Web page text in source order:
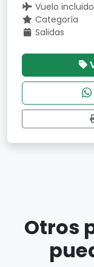
Vuelo incluido
Categoría
Salidas
Otros